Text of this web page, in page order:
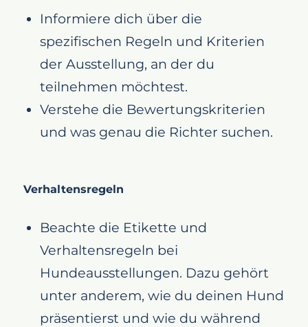
Informiere dich über die
spezifischen Regeln und Kriterien
der Ausstellung, an der du
teilnehmen möchtest.
Verstehe die Bewertungskriterien
und was genau die Richter suchen.
Verhaltensregeln
Beachte die Etikette und
Verhaltensregeln bei
Hundeausstellungen. Dazu gehört
unter anderem, wie du deinen Hund
präsentierst und wie du während